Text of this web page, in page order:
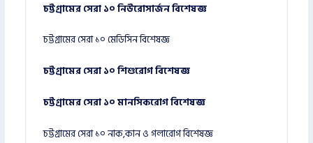
চট্টগ্রামের সেরা ১০ নিউরোসার্জন বিশেষজ্ঞ
চট্টগ্রামের সেরা ১০ মেডিসিন বিশেষজ্ঞ
চট্টগ্রামের সেরা ১০ শিশুরোগ বিশেষজ্ঞ
চট্টগ্রামের সেরা ১০ মানসিকরোগ বিশেষজ্ঞ
চট্টগ্রামের সেরা ১০ নাক,কান ও গলারোগ বিশেষজ্ঞ